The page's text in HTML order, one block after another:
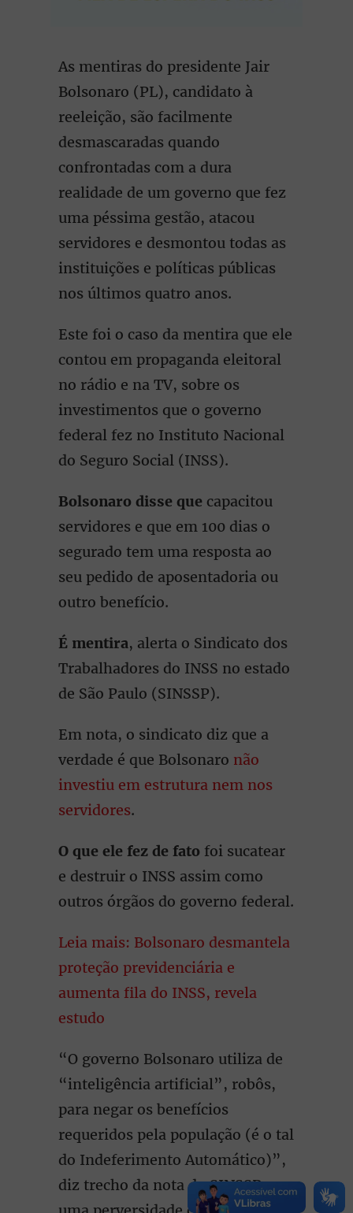
As mentiras do presidente Jair
Bolsonaro (PL), candidato à
reeleição, são facilmente
desmascaradas quando
confrontadas com a dura
realidade de um governo que fez
uma péssima gestão, atacou
servidores e desmontou todas as
instituições e políticas públicas
nos últimos quatro anos.
Este foi o caso da mentira que ele
contou em propaganda eleitoral
no rádio e na TV, sobre os
investimentos que o governo
federal fez no Instituto Nacional
do Seguro Social (INSS).
Bolsonaro disse que capacitou
servidores e que em 100 dias o
segurado tem uma resposta ao
seu pedido de aposentadoria ou
outro benefício.
É mentira, alerta o Sindicato dos
Trabalhadores do INSS no estado
de São Paulo (SINSSP).
Em nota, o sindicato diz que a
verdade é que Bolsonaro não
investiu em estrutura nem nos
servidores.
O que ele fez de fato foi sucatear
e destruir o INSS assim como
outros órgãos do governo federal.
Leia mais: Bolsonaro desmantela
proteção previdenciária e
aumenta fila do INSS, revela
estudo
“O governo Bolsonaro utiliza de
“inteligência artificial”, robôs,
para negar os benefícios
requeridos pela população (é o tal
do Indeferimento Automático)”,
diz trecho da nota do SINSSP,